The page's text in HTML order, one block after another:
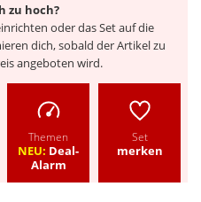
zu hoch?
oder das Set auf die
dich, sobald der Artikel zu
angeboten wird.
Themen
NEU: Deal-
Alarm
Set
merken